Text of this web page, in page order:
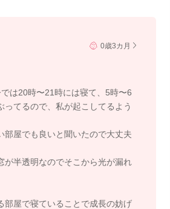
0歳3カ月
は20時〜21時には寝て、5時〜6
てるので、私が起こしてるよう
部屋でも良いと聞いたので大丈夫
が半透明なのでそこから光が漏れ
部屋で寝ていることで成長の妨げ